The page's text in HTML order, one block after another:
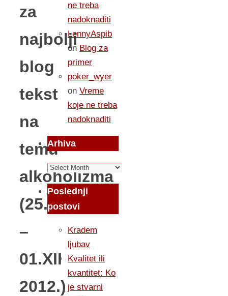
za
najbolji
blog
tekst
na
temu
alkoholizma
(25.IX
–
01.XII
2012.)
ne treba
nadoknaditi
LennyAspib
on Blog za
primer
poker_wyer
on Vreme
koje ne treba
nadoknaditi
Arhiva
Arhiva
Poslednji
postovi
Kradem
ljubav
Kvalitet ili
kvantitet: Ko
je stvarni